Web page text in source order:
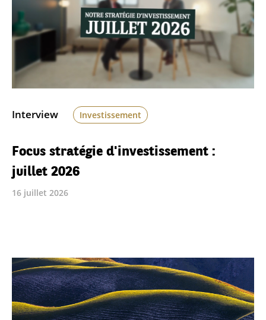
Interview Investissement
Focus stratégie d'investissement :
juillet 2026
16 juillet 2026